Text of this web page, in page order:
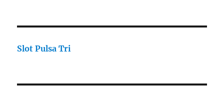
Slot Pulsa Tri